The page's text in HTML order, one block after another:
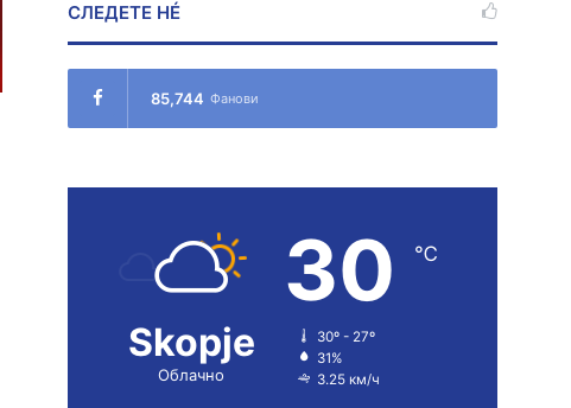
СЛЕДЕТЕ НÉ
85,744 Фанови
Skopje
Облачно
30 ℃
30º - 27º
31%
3.25 км/ч